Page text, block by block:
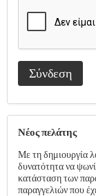
Σύνδεση
Νέος πελάτης
Με τη δημιουργία
δυνατότητα να
κατάσταση των
παραγγελιών που